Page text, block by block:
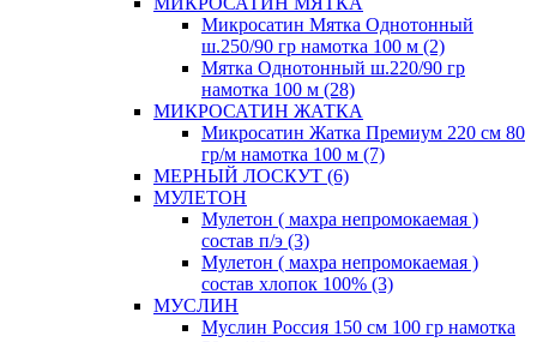
Микросатин Мятка Однотонный
ш.250/90 гр намотка 100 м (2)
Мятка Однотонный ш.220/90 гр
намотка 100 м (28)
МИКРОСАТИН ЖАТКА
Микросатин Жатка Премиум 220 см 80
гр/м намотка 100 м (7)
МЕРНЫЙ ЛОСКУТ (6)
МУЛЕТОН
Мулетон ( махра непромокаемая )
состав п/э (3)
Мулетон ( махра непромокаемая )
состав хлопок 100% (3)
МУСЛИН
Муслин Россия 150 см 100 гр намотка